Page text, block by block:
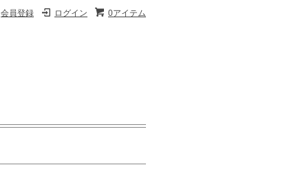
0アイテム
ログイン
会員登録